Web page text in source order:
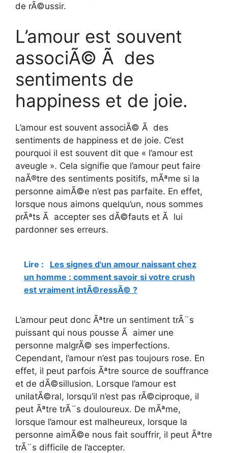
de rÃ©ussir.
L’amour est souvent
associÃ© Ã des
sentiments de
happiness et de joie.
L’amour est souvent associÃ© Ã des
sentiments de happiness et de joie. C’est
pourquoi il est souvent dit que « l’amour est
aveugle ». Cela signifie que l’amour peut faire
naÃ®tre des sentiments positifs, mÃªme si la
personne aimÃ©e n’est pas parfaite. En effet,
lorsque nous aimons quelqu’un, nous sommes
prÃªts Ã accepter ses dÃ©fauts et Ã lui
pardonner ses erreurs.
Lire :
Les signes d'un amour naissant chez
un homme : comment savoir si votre crush
est vraiment intÃ©ressÃ© ?
L’amour peut donc Ãªtre un sentiment trÃ¨s
puissant qui nous pousse Ã aimer une
personne malgrÃ© ses imperfections.
Cependant, l’amour n’est pas toujours rose. En
effet, il peut parfois Ãªtre source de souffrance
et de dÃ©sillusion. Lorsque l’amour est
unilatÃ©ral, lorsqu’il n’est pas rÃ©ciproque, il
peut Ãªtre trÃ¨s douloureux. De mÃªme,
lorsque l’amour est malheureux, lorsque la
personne aimÃ©e nous fait souffrir, il peut Ãªtre
trÃ¨s difficile de l’accepter.